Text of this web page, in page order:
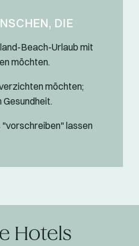
DIE
Beach-Urlaub mit
möchten.
möchten;
Gesundheit.
"vorschreiben" lassen
Hotels